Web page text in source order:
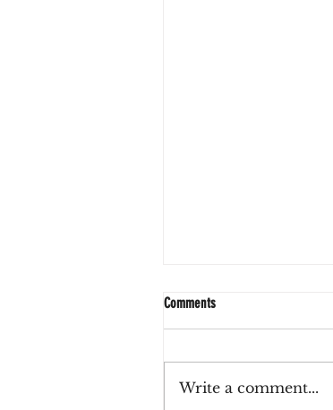
Comments
Write a comment...